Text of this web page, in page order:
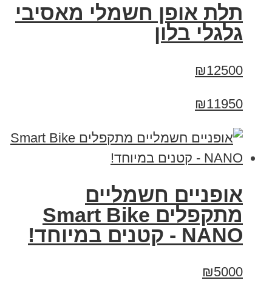
תלת אופן חשמלי מאסיבי
גלגלי בלון
₪12500
₪11950
אופניים חשמליים
מתקפלים Smart Bike
NANO - קטנים במיוחד!
₪5000